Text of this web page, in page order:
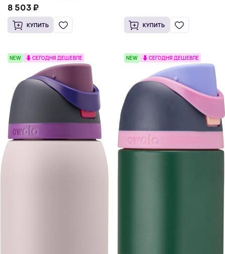
8 503 ₽
КУПИТЬ КУПИТЬ
NEW СЕГОДНЯ ДЕШЕВЛЕ NEW СЕГОДНЯ ДЕШЕВЛЕ